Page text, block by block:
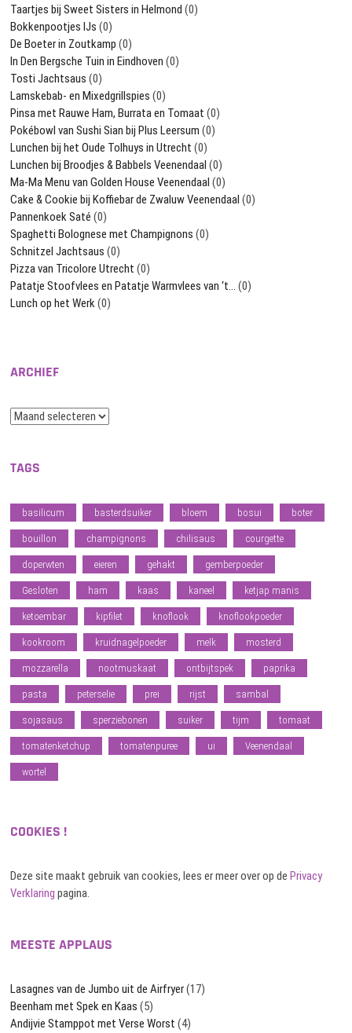
Taartjes bij Sweet Sisters in Helmond (0)
Bokkenpootjes IJs (0)
De Boeter in Zoutkamp (0)
In Den Bergsche Tuin in Eindhoven (0)
Tosti Jachtsaus (0)
Lamskebab- en Mixedgrillspies (0)
Pinsa met Rauwe Ham, Burrata en Tomaat (0)
Pokébowl van Sushi Sian bij Plus Leersum (0)
Lunchen bij het Oude Tolhuys in Utrecht (0)
Lunchen bij Broodjes & Babbels Veenendaal (0)
Ma-Ma Menu van Golden House Veenendaal (0)
Cake & Cookie bij Koffiebar de Zwaluw Veenendaal (0)
Pannenkoek Saté (0)
Spaghetti Bolognese met Champignons (0)
Schnitzel Jachtsaus (0)
Pizza van Tricolore Utrecht (0)
Patatje Stoofvlees en Patatje Warmvlees van ‘t… (0)
Lunch op het Werk(0)
ARCHIEF
Archief
TAGS
basilicum basterdsuiker bloem bosui boter
bouillon champignons chilisaus courgette
doperwten eieren gehakt gemberpoeder
Gesloten ham kaas kaneel ketjap manis
ketoembar kipfilet knoflook knoflookpoeder
kookroom kruidnagelpoeder melk mosterd
mozzarella nootmuskaat ontbijtspek paprika
pasta peterselie prei rijst sambal
sojasaus sperziebonen suiker tijm tomaat
tomatenketchup tomatenpuree ui Veenendaal
wortel
COOKIES !
Deze site maakt gebruik van cookies, lees er meer over op dePrivacy
Verklaring pagina.
MEESTE APPLAUS
Lasagnes van de Jumbo uit de Airfryer(17)
Beenham met Spek en Kaas (5)
Andijvie Stamppot met Verse Worst (4)